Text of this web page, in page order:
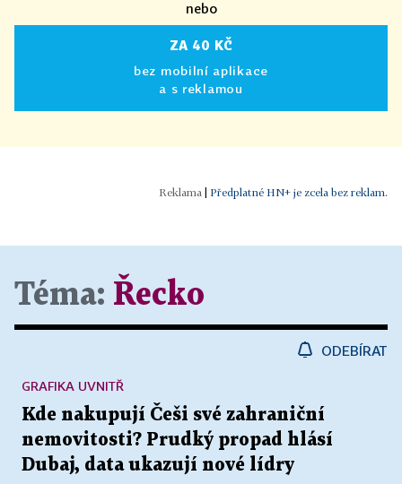
nebo
ZA 40 KČ
bez mobilní aplikace
a s reklamou
Předplatné HN+ je zcela bez reklam.
Téma: Řecko
ODEBÍRAT
Kde nakupují Češi své zahraniční
nemovitosti? Prudký propad hlásí
Dubaj, data ukazují nové lídry
GRAFIKA UVNITŘ